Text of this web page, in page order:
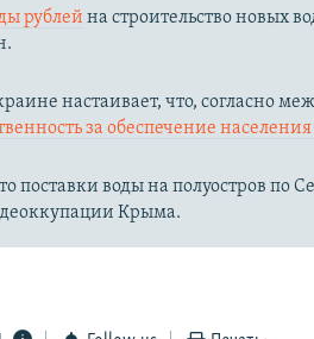
рублей на строительство новых
настаивает, что, согласно
за обеспечение
поставки воды на полуостров по
деоккупации Крыма.